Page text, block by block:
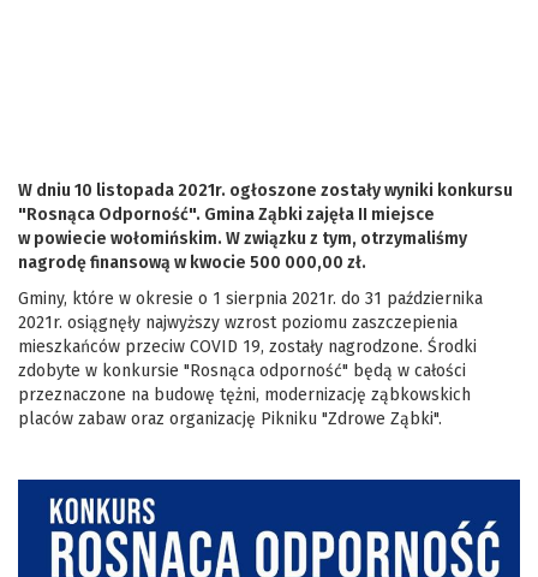
W dniu 10 listopada 2021r. ogłoszone zostały wyniki konkursu
"Rosnąca Odporność". Gmina Ząbki zajęła II miejsce
w powiecie wołomińskim. W związku z tym, otrzymaliśmy
nagrodę finansową w kwocie 500 000,00 zł.
Gminy, które w okresie o 1 sierpnia 2021r. do 31 października
2021r. osiągnęły najwyższy wzrost poziomu zaszczepienia
mieszkańców przeciw COVID 19, zostały nagrodzone. Środki
zdobyte w konkursie "Rosnąca odporność" będą w całości
przeznaczone na budowę tężni, modernizację ząbkowskich
placów zabaw oraz organizację Pikniku "Zdrowe Ząbki".